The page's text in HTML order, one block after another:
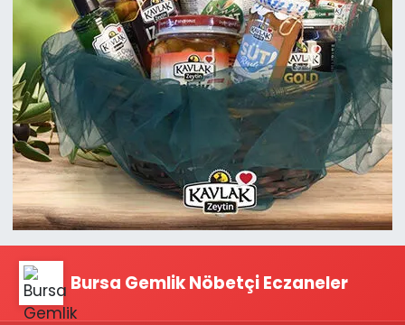
Bursa Gemlik Nöbetçi Eczaneler